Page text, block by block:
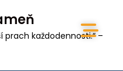
prach každodennosti.“ –